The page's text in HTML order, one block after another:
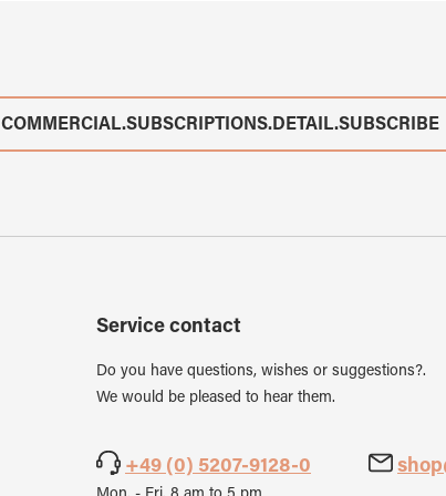
COMMERCIAL.SUBSCRIPTIONS.DETAIL.SUBSCRIBE
Service contact
Do you have questions, wishes or suggestions?.
We would be pleased to hear them.
+49 (0) 5207-9128-0